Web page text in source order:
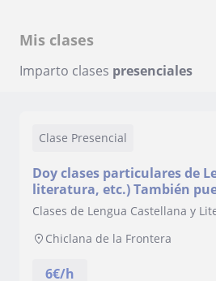
Mis clases
Imparto clases presenciales
Clase Presencial
Doy clases particulares de
literatura, etc.) También
Historia hasta 2° de
Clases de Lengua Castellana y
Chiclana de la Frontera
6€/h